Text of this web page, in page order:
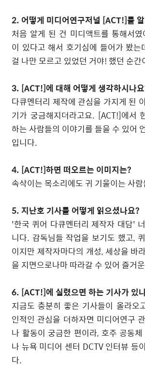
2. 어떻게 미디어연구저널 [ACT!]를
처음 알게 된 건 미디액트를 통해서였
이 있다고 해서 호기심에 들어가 봤는
걸 나만 모르고 있었던 거야!했던 순간
3. [ACT!]에 대해 어떻게 생각하시나요
다큐멘터리 제작에 관심을 가지게 된
기가 궁금해지더라고요. [ACT!]에서
하는 사람들의 이야기를 들을 수 있어
입니다.
4. [ACT!]하면 떠오르는 이미지는?
속삭이는 목소리에도 귀 기울이는 사람
5.지난호 기사를 어떻게 읽으셨나요?
'한국 퀴어 다큐멘터리 제작자 대담'
니다. 감독님들 작업을 보기도 했고,
이지만 제작자마다의 개성, 세상을 바
을 지면으로나마 따라갈 수 있어 즐거
6. [ACT!]에 실렸으면 하는 기사가 있
지금도 충분히 좋은 기사들이 올라오
인적인 관심을 더하자면 미디어연구
나 활동이 궁금한 편이라, 호주 공동
나 뉴욕 미디어 센터 DCTV인터뷰 등
다.